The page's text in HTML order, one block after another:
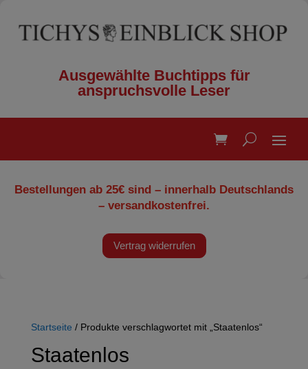
Ausgewählte Buchtipps für
anspruchsvolle Leser
Bestellungen ab 25€ sind – innerhalb Deutschlands
– versandkostenfrei.
Vertrag widerrufen
Startseite / Produkte verschlagwortet mit „Staatenlos“
Staatenlos